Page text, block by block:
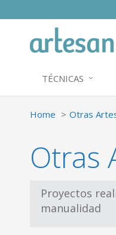
TÉCNICAS
Home Otras
Otras
Proyectos
manualidad